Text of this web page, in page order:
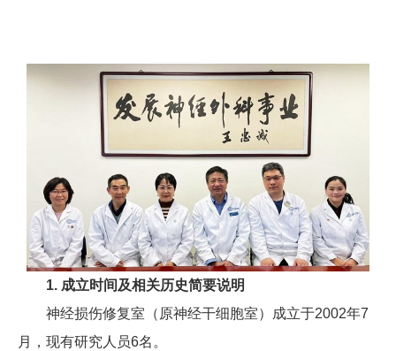
1. 成立时间及相关历史简要说明
神经损伤修复室（原神经干细胞室）成立于2002年7
月，现有研究人员6名。